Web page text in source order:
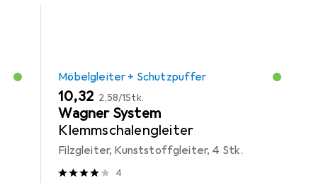
Möbelgleiter + Schutzpuffer
EUR
10,32 EUR
2,58/1Stk.
Wagner System
Klemmschalengleiter
Filzgleiter, Kunststoffgleiter, 4 Stk.
4